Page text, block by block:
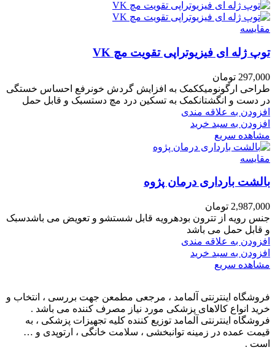
مقایسه
توپ ژله ای فیزیوتراپی تقویت مچ VK
297,000 تومان
طراحی ارگونومیککمک به افزایش گردش خونرفع احساس خستگی
در دست و انگشتانکمک به تسکین درد مچ دستسبک و قابل حمل
افزودن به علاقه مندی
افزودن به سبد خرید
مشاهده سریع
مقایسه
بالشت بارداری درمان پژوه
2,987,000 تومان
جنس رویه از تترون بودهرویه قابل شستشو و تعویض می باشدسبک
و قابل حمل می باشد
افزودن به علاقه مندی
افزودن به سبد خرید
مشاهده سریع
فروشگاه اینترنتی آلمامد ، مرجعی مطمعن جهت بررسی ، انتخاب و
خرید انواع کالاهای پزشکی مورد نیاز مصرف کننده می باشد .
فروشگاه اینترنتی آلمامد توزیع کننده کلیه تجهیزات پزشکی ، به
قیمت عمده در زمینه توانبخشی ، سلامت خانگی ، ارتوپدی و …
است .